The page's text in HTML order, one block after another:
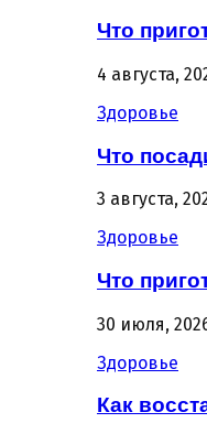
Что
4 августа,
Здоровье
Что
3 августа,
Здоровье
Что
30 июля,
Здоровье
Как